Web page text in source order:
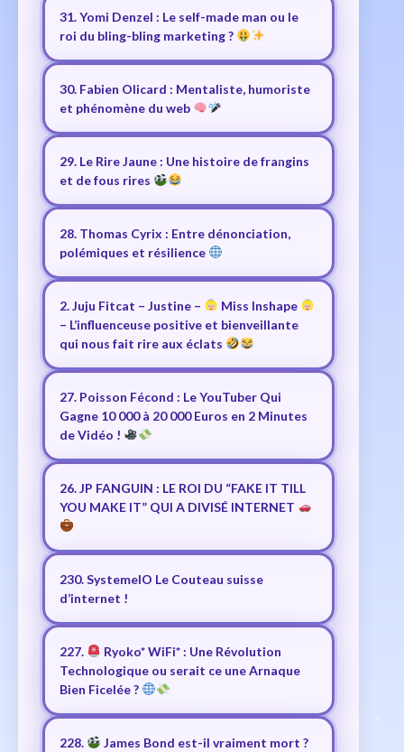
31. Yomi Denzel : Le self-made man ou le
roi du bling-bling marketing ?
30. Fabien Olicard : Mentaliste, humoriste
et phénomène du web
29. Le Rire Jaune : Une histoire de frangins
et de fous rires
28. Thomas Cyrix : Entre dénonciation,
polémiques et résilience
2. Juju Fitcat – Justine –
Miss Inshape
– L’influenceuse positive et bienveillante
qui nous fait rire aux éclats
27. Poisson Fécond : Le YouTuber Qui
Gagne 10 000 à 20 000 Euros en 2 Minutes
de Vidéo !
26. JP FANGUIN : LE ROI DU “FAKE IT TILL
YOU MAKE IT” QUI A DIVISÉ INTERNET
230. SystemeIO Le Couteau suisse
d’internet !
227.
Ryoko* WiFi* : Une Révolution
Technologique ou serait ce une Arnaque
Bien Ficelée ?
228.
James Bond est-il vraiment mort ?